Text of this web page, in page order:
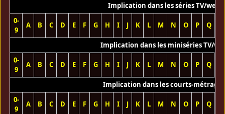
Implication dans les séries TV/web
0-
9
A B C D E F G H I J K L M N O P Q
Implication dans les miniséries TV/
0-
9
A B C D E F G H I J K L M N O P Q
Implication dans les courts-métrages
0-
9
A B C D E F G H I J K L M N O P Q